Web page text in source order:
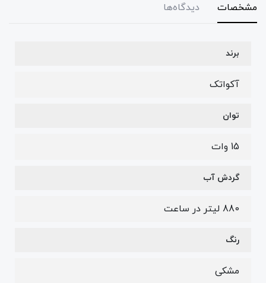
مشخصات دیدگاه‌ها
برند
آکواتک
توان
15 وات
گردش آب
880 لیتر در ساعت
رنگ
مشکی